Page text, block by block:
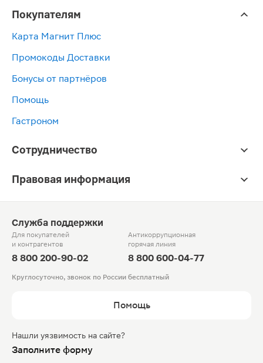
Покупателям
Карта Магнит Плюс
Промокоды Доставки
Бонусы от партнёров
Помощь
Гастроном
Сотрудничество
Правовая информация
Служба поддержки
Для покупателей
и контрагентов
8 800 200-90-02
Антикоррупционная
горячая линия
8 800 600-04-77
Круглосуточно, звонок по России бесплатный
Помощь
Нашли уязвимость на сайте?
Заполните форму